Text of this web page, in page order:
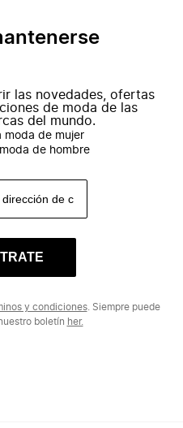
las novedades, ofertas
de moda de las
del mundo.
moda de mujer
de hombre
y condiciones. Siempre puede
boletín her.